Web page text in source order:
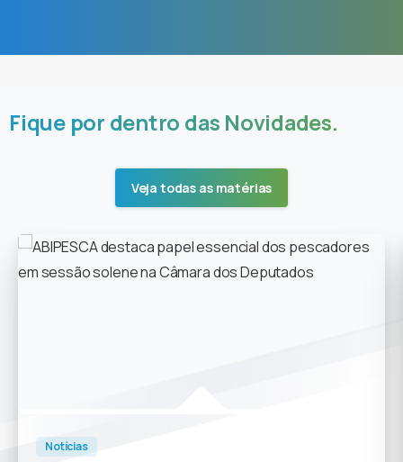
Fique por dentro das Novidades.
Veja todas as matérias
Notícias